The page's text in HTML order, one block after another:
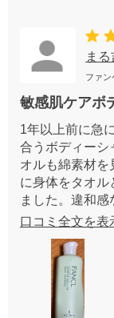
まる
ファン
敏感肌ケアボ
1年以上前に急
合うボディーシ
オルも綿素材
に身体をタオル
ました。違和
ますまた，購入
口コミ全文を表